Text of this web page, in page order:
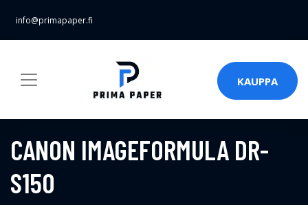
info@primapaper.fi
KAUPPA
CANON IMAGEFORMULA DR-
S150